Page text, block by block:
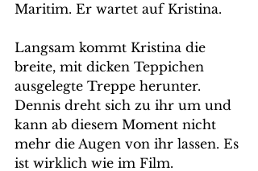
Maritim. Er wartet auf Kristina.
Langsam kommt Kristina die
breite, mit dicken Teppichen
ausgelegte Treppe herunter.
Dennis dreht sich zu ihr um und
kann ab diesem Moment nicht
mehr die Augen von ihr lassen. Es
ist wirklich wie im Film.